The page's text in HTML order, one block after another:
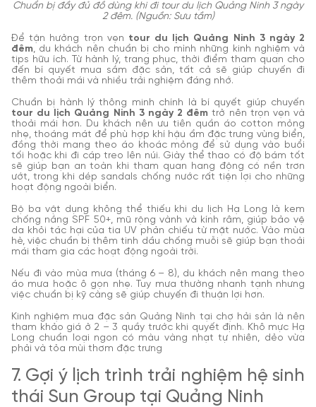
Chuẩn bị đầy đủ đồ dùng khi đi tour du lịch Quảng Ninh 3 ngày
2 đêm. (Nguồn: Sưu tầm)
Để tận hưởng trọn vẹn tour du lịch Quảng Ninh 3 ngày 2
đêm, du khách nên chuẩn bị cho mình những kinh nghiệm và
tips hữu ích. Từ hành lý, trang phục, thời điểm tham quan cho
đến bí quyết mua sắm đặc sản, tất cả sẽ giúp chuyến đi
thêm thoải mái và nhiều trải nghiệm đáng nhớ.
Chuẩn bị hành lý thông minh chính là bí quyết giúp chuyến
tour du lịch Quảng Ninh 3 ngày 2 đêm trở nên trọn vẹn và
thoải mái hơn. Du khách nên ưu tiên quần áo cotton mỏng
nhẹ, thoáng mát để phù hợp khí hậu ẩm đặc trưng vùng biển,
đồng thời mang theo áo khoác mỏng để sử dụng vào buổi
tối hoặc khi đi cáp treo lên núi. Giày thể thao có độ bám tốt
sẽ giúp bạn an toàn khi tham quan hang động có nền trơn
ướt, trong khi dép sandals chống nước rất tiện lợi cho những
hoạt động ngoài biển.
Bộ ba vật dụng không thể thiếu khi du lịch Hạ Long là kem
chống nắng SPF 50+, mũ rộng vành và kính râm, giúp bảo vệ
da khỏi tác hại của tia UV phản chiếu từ mặt nước. Vào mùa
hè, việc chuẩn bị thêm tinh dầu chống muỗi sẽ giúp bạn thoải
mái tham gia các hoạt động ngoài trời.
Nếu đi vào mùa mưa (tháng 6 – 8), du khách nên mang theo
áo mưa hoặc ô gọn nhẹ. Tuy mưa thường nhanh tạnh nhưng
việc chuẩn bị kỹ càng sẽ giúp chuyến đi thuận lợi hơn.
Kinh nghiệm mua đặc sản Quảng Ninh tại chợ hải sản là nên
tham khảo giá ở 2 – 3 quầy trước khi quyết định. Khô mực Hạ
Long chuẩn loại ngon có màu vàng nhạt tự nhiên, dẻo vừa
phải và tỏa mùi thơm đặc trưng
7. Gợi ý lịch trình trải nghiệm hệ sinh
thái Sun Group tại Quảng Ninh